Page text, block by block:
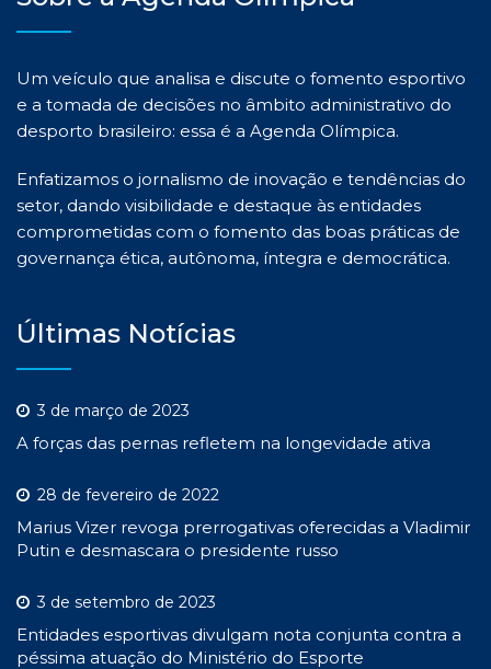
Um veículo que analisa e discute o fomento esportivo
e a tomada de decisões no âmbito administrativo do
desporto brasileiro: essa é a Agenda Olímpica.
Enfatizamos o jornalismo de inovação e tendências do
setor, dando visibilidade e destaque às entidades
comprometidas com o fomento das boas práticas de
governança ética, autônoma, íntegra e democrática.
Últimas Notícias
3 de março de 2023
A forças das pernas refletem na longevidade ativa
28 de fevereiro de 2022
Marius Vizer revoga prerrogativas oferecidas a Vladimir
Putin e desmascara o presidente russo
3 de setembro de 2023
Entidades esportivas divulgam nota conjunta contra a
péssima atuação do Ministério do Esporte